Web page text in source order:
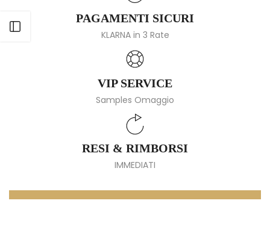
PAGAMENTI SICURI
KLARNA in 3 Rate
VIP SERVICE
Samples Omaggio
RESI & RIMBORSI
IMMEDIATI